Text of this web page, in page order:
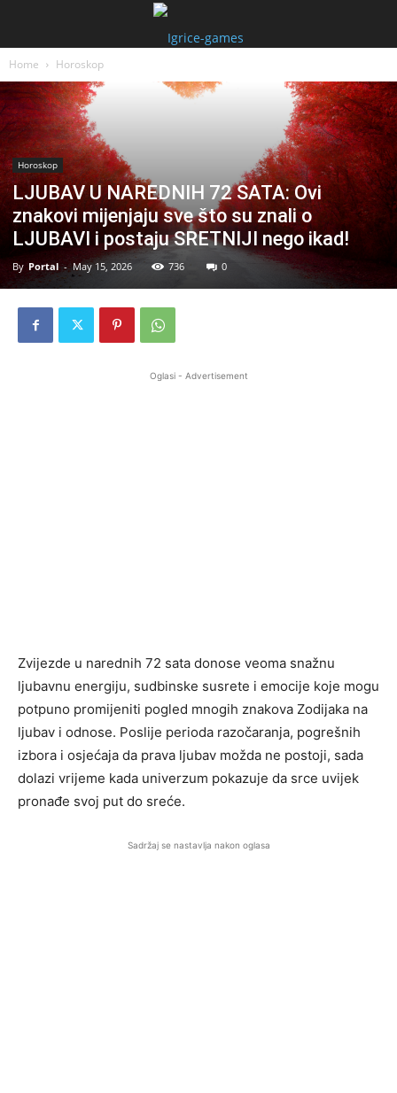
Home Horoskop
Horoskop
LJUBAV U NAREDNIH 72 SATA: Ovi
znakovi mijenjaju sve što su znali o
LJUBAVI i postaju SRETNIJI nego ikad!
By Portal - May 15, 2026 736 0
Oglasi - Advertisement
Zvijezde u narednih 72 sata donose veoma snažnu
ljubavnu energiju, sudbinske susrete i emocije koje mogu
potpuno promijeniti pogled mnogih znakova Zodijaka na
ljubav i odnose. Poslije perioda razočaranja, pogrešnih
izbora i osjećaja da prava ljubav možda ne postoji, sada
dolazi vrijeme kada univerzum pokazuje da srce uvijek
pronađe svoj put do sreće.
Sadržaj se nastavlja nakon oglasa